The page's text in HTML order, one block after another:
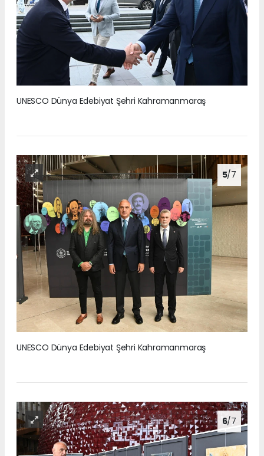
UNESCO Dünya Edebiyat Şehri Kahramanmaraş
5/7
UNESCO Dünya Edebiyat Şehri Kahramanmaraş
6/7